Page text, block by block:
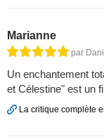
Marianne
par
Un enchantement
et Célestine" est un
La critique complète